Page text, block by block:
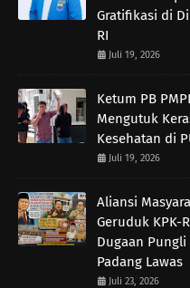
Gratifikasi di
RI
Juli 19, 2026
Ketum PB
Mengutuk
Kesehatan di
Juli 19, 2026
Aliansi
Geruduk KPK-
Dugaan
Padang Lawas
Juli 23, 2026